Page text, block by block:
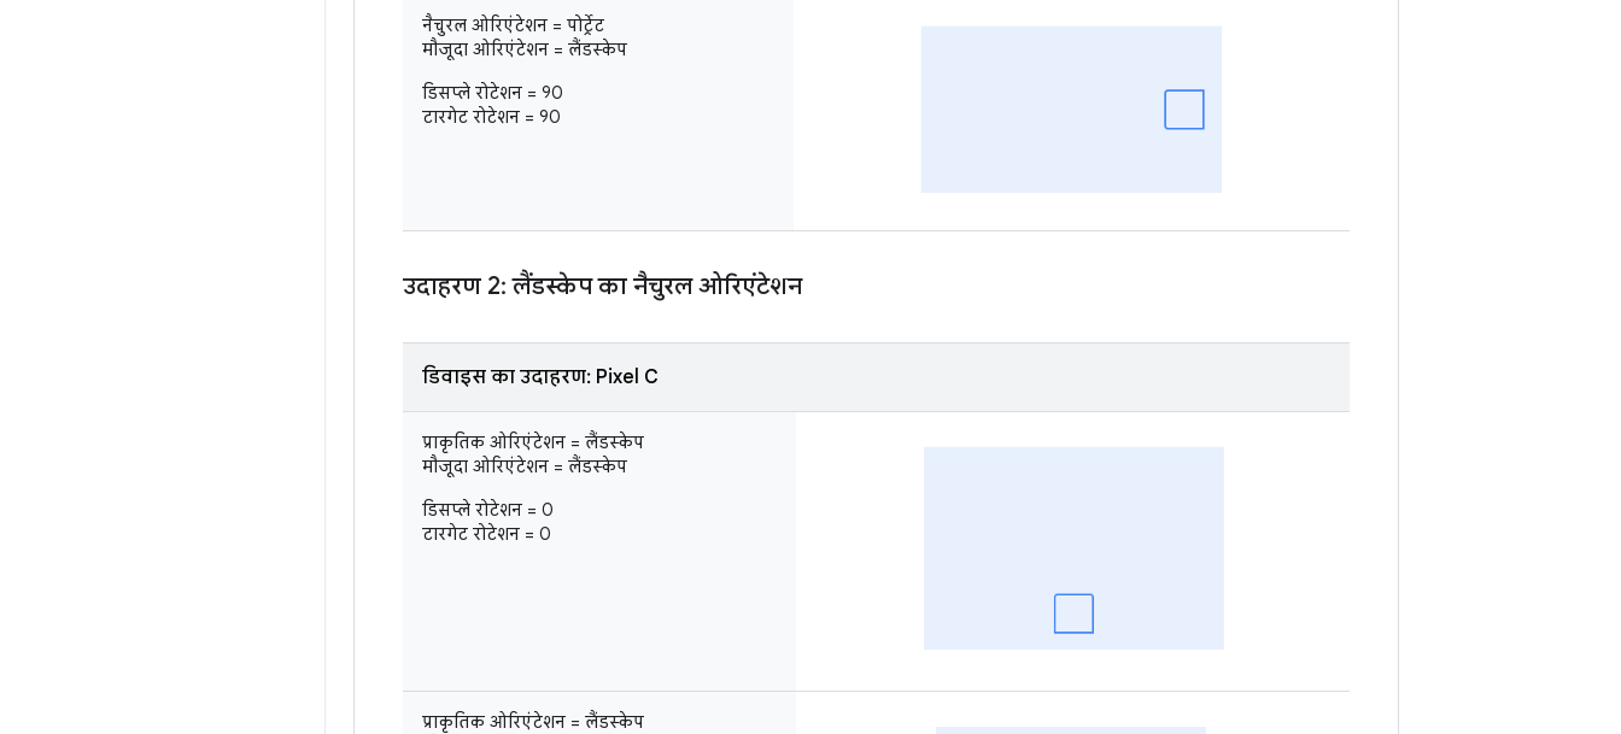
नैचुरल ओरिएंटेशन = पोर्ट्रेट
मौजूदा ओरिएंटेशन = लैंडस्केप
डिसप्ले रोटेशन = 90
टारगेट रोटेशन = 90
उदाहरण 2: लैंडस्केप का नैचुरल ओरिएंटेशन
डिवाइस का उदाहरण: Pixel C
प्राकृतिक ओरिएंटेशन = लैंडस्केप
मौजूदा ओरिएंटेशन = लैंडस्केप
डिसप्ले रोटेशन = 0
टारगेट रोटेशन = 0
प्राकृतिक ओरिएंटेशन = लैंडस्केप